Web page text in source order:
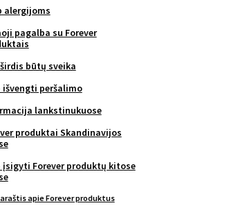
alergijoms
pagalba su Forever
būtų sveika
išvengti peršalimo
lankstinukuose
produktai Skandinavijos
įsigyti Forever produktų kitose
apie Forever produktus